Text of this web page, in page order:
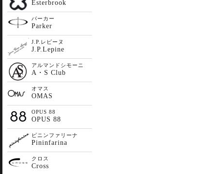
Esterbrook
パーカー
Parker
J.P.レピーヌ
J.P.Lepine
アルマンドシモーニ
A・S Club
オマス
OMAS
OPUS 88
OPUS 88
ピニンファリーナ
Pininfarina
クロス
Cross